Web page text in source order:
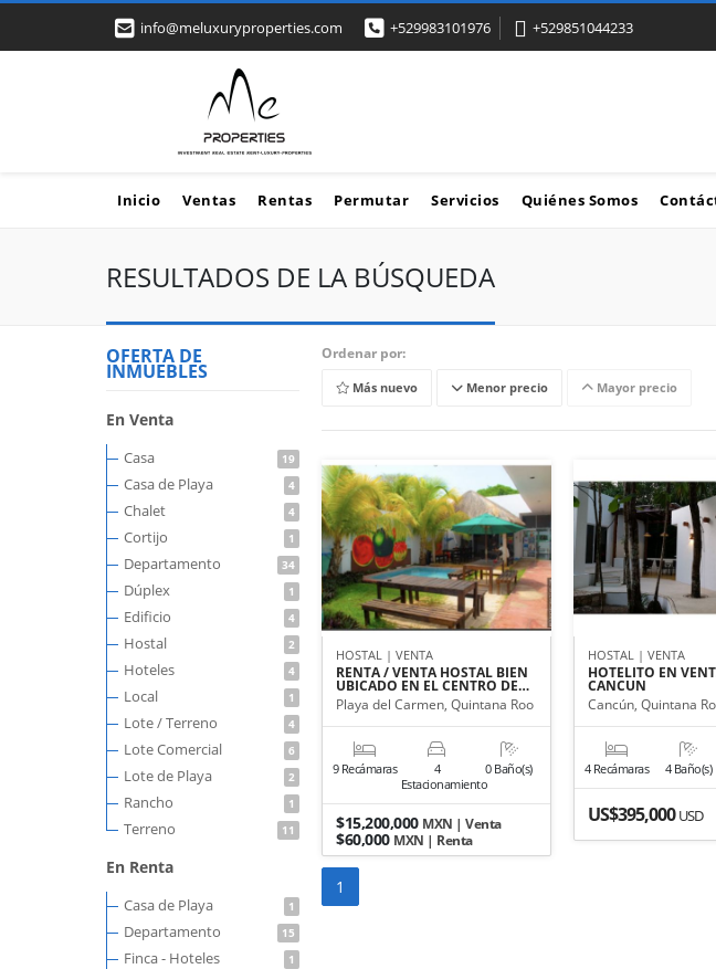
info@meluxuryproperties.com +529983101976 +529851044233
Inicio Ventas Rentas Permutar Servicios Quiénes Somos
RESULTADOS DE LA BÚSQUEDA
OFERTA DE
INMUEBLES
En Venta
Casa 19
Casa de Playa 4
Chalet 4
Cortijo 1
Departamento 34
Dúplex 1
Edificio 4
Hostal 2
Hoteles 4
Local 1
Lote / Terreno 4
Lote Comercial 6
Lote de Playa 2
Rancho 1
Terreno 11
En Renta
Casa de Playa 1
Departamento 15
Finca - Hoteles 1
Ordenar por:
Más nuevo Menor precio Mayor precio
HOSTAL | VENTA
RENTA / VENTA HOSTAL BIEN
UBICADO EN EL CENTRO DE…
Playa del Carmen, Quintana Roo
9 Recámaras
4
Estacionamiento
0 Baño(s)
$15,200,000 MXN | Venta
$60,000 MXN | Renta
HOSTAL | VENTA
HOTELITO EN
CANCUN
Cancún, Quintana
4 Recámaras 4 Baño(s)
US$395,000USD
1